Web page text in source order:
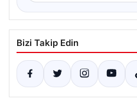
Bizi Takip Edin